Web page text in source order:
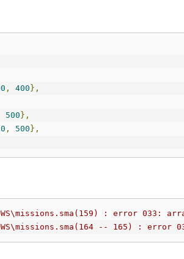
, 400},
500},
, 500},
: error 033:
-- 165) : error